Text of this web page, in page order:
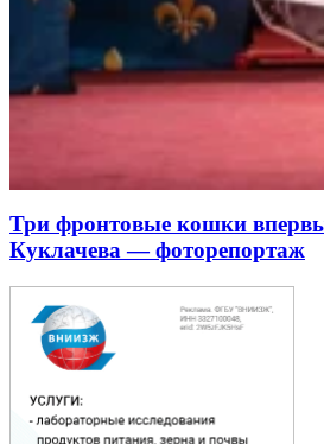
Три фронтовые кошки
Куклачева — фоторепортаж